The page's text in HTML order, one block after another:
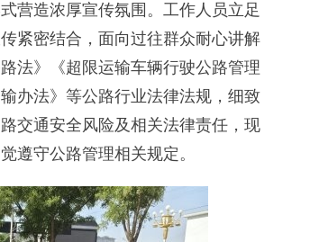
营造浓厚宣传氛围。工作人员立足
紧密结合，面向过往群众耐心讲解
法》《超限运输车辆行驶公路管理
办法》等公路行业法律法规，细致
交通安全风险及相关法律责任，现
遵守公路管理相关规定。